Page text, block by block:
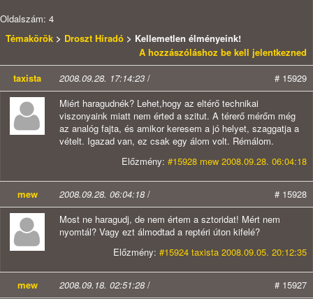
Oldalszám: 4
Témakörök > Droszt Híradó > Kellemetlen élményeink!
A hozzászóláshoz be kell jelentkezned
taxista
2008.09.28. 17:14:23 /
# 15929
Miért haragudnék? Lehet,hogy az eltérő technikai
viszonyaink miatt nem érted a szitut. A térerő mérőm még
az analóg fajta, és amikor keresem a jó helyet, szaggatja a
vételt. Igazad van, ez csak egy álom volt. Rémálom.
Előzmény: #15928 mew 2008.09.28. 06:04:18
mew 2008.09.28. 06:04:18 /
# 15928
Most ne haragudj, de nem értem a sztoridat! Mért nem
nyomtál? Vagy ezt álmodtad a reptéri úton kifelé?
Előzmény: #15924 taxista 2008.09.05. 20:12:35
mew 2008.09.18. 02:51:28 /
# 15927